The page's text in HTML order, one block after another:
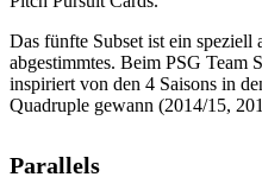
Das fünfte Subset ist ein speziell
abgestimmtes. Beim PSG Team
inspiriert von den 4 Saisons in
Quadruple gewann (2014/15,
Parallels